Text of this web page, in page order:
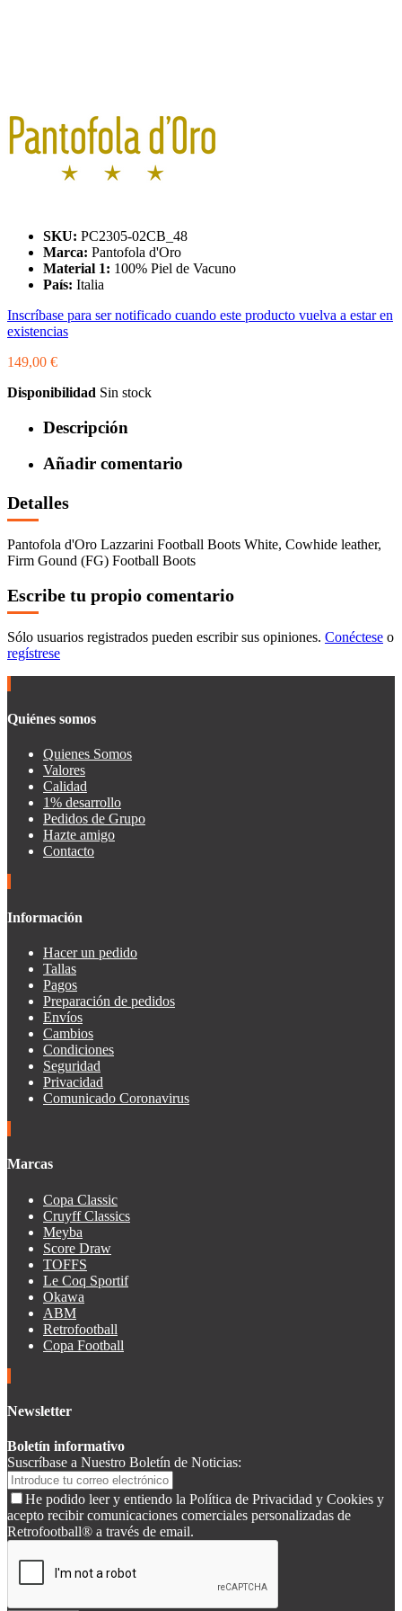
SKU: PC2305-02CB_48
Marca: Pantofola d'Oro
Material 1: 100% Piel de Vacuno
País: Italia
Inscríbase para ser notificado cuando este producto vuelva a estar en
existencias
149,00 €
Disponibilidad Sin stock
Descripción
Añadir comentario
Detalles
Pantofola d'Oro Lazzarini Football Boots White, Cowhide leather,
Firm Gound (FG) Football Boots
Escribe tu propio comentario
Sólo usuarios registrados pueden escribir sus opiniones. Conéctese o
regístrese
Quiénes somos
Quienes Somos
Valores
Calidad
1% desarrollo
Pedidos de Grupo
Hazte amigo
Contacto
Información
Hacer un pedido
Tallas
Pagos
Preparación de pedidos
Envíos
Cambios
Condiciones
Seguridad
Privacidad
Comunicado Coronavirus
Marcas
Copa Classic
Cruyff Classics
Meyba
Score Draw
TOFFS
Le Coq Sportif
Okawa
ABM
Retrofootball
Copa Football
Newsletter
Boletín informativo
Suscríbase a Nuestro Boletín de Noticias:
He podido leer y entiendo la Política de Privacidad y Cookies y
acepto recibir comunicaciones comerciales personalizadas de
Retrofootball® a través de email.